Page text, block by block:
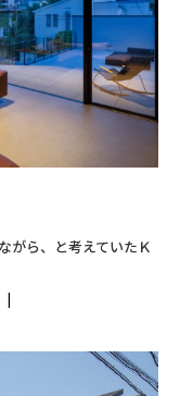
がら、と考えていたＫ